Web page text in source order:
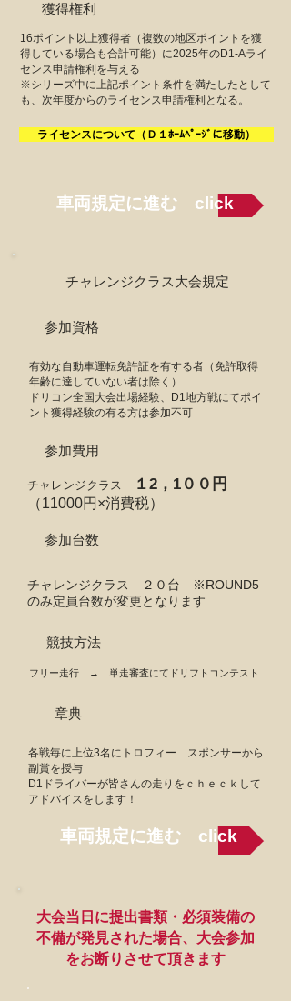
​獲得権利
16ポイント以上獲得者（複数の地区ポイントを獲
得している場合も合計可能）に2025年のD1-Aライ
センス申請権利を与える
※シリーズ中に上記ポイント条件を満たしたとして
も、 ​次年度からのライセンス申請権利となる。
ライセンスについて（Ｄ１ﾎｰﾑﾍﾟｰｼﾞに移動）
車両規定に進む click
チャレンジクラス大会規定
参加資格
有効な自動車運転免許証を有する者（免許取得
年齢に達していない者は除く）
ドリコン全国大会出場経験、D1地方戦にてポイ
ント獲得経験の有る方は参加不可
参加費用
チャレンジクラス １2，1００円
（11000円×消費税）
参加台数
チャレンジクラス ２０台​ ※ROUND5
のみ定員台数が変更となります
競技方法
フリー走行 → 単走審査にてドリフトコンテスト
章典
各戦毎に上位3名にトロフィー スポンサーから
副賞を授与
D1ドライバーが皆さんの走りをｃｈｅｃｋして
アドバイスをします！
車両規定に進む click
​大会当日に提出書類・必須装備の
不備が発見された場合、大会参加
をお断りさせて頂きます